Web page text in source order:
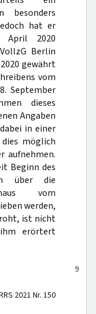
besonders
hat er
April 2020
Berlin
gewährt
vom
September
dieses
Angaben
in einer
möglich
aufnehmen.
Beginn des
über die
vom
werden,
ist nicht
erörtert
9
2021 Nr. 150